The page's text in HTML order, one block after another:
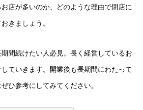
店が多いのか、どのような理由で閉店に
きましょう。
間続けたい人必見。長く経営しているお
ていきます。開業後も長期間にわたって
ひ参考にしてみてください。